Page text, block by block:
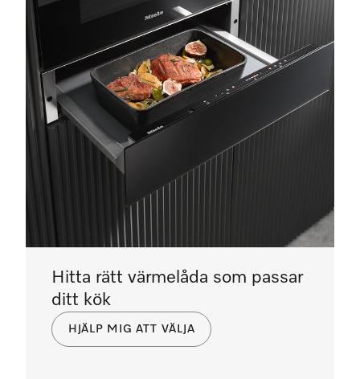
Hitta rätt värmelåda som passar
ditt kök
HJÄLP MIG ATT VÄLJA